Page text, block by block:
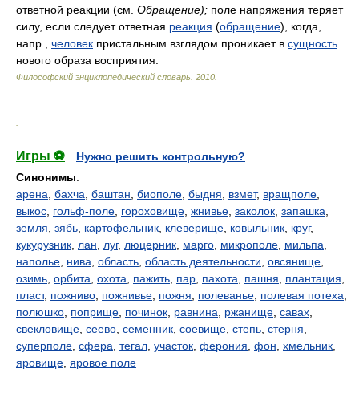
ответной реакции (см. Обращение); поле напряжения теряет
силу, если следует ответная реакция (обращение), когда,
напр., человек пристальным взглядом проникает в сущность
нового образа восприятия.
Философский энциклопедический словарь 2010
Игры ⚽
Нужно решить контрольную?
Синонимы:
арена бахча баштан биополе быдня взмет, вращполе
выкос гольф-поле гороховище жнивье заколок запашка
земля зябь картофельник клеверище ковыльник круг,
кукурузник лан луг, люцерник марго микрополе мильпа
наполье нива область область деятельности овсянище
озимь орбита охота пажить пар пахота пашня плантация
пласт, пожниво пожнивье пожня полеванье полевая потеха
полюшко поприще починок равнина ржанище савах
свекловище сеево семенник соевище степь стерня
суперполе сфера тегал участок ферония фон хмельник
яровище яровое поле